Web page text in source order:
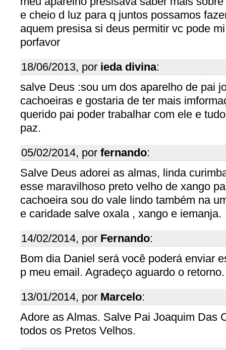
e cheio d luz para q juntos possamos
aquem presisa si deus permitir vc pode
porfavor
18/06/2013, por ieda divina:
salve Deus :sou um dos aparelho de pai
cachoeiras e gostaria de ter mais
querido pai poder trabalhar com ele e
paz.
05/02/2014, por fernando:
Salve Deus adorei as almas, linda
esse maravilhoso preto velho de xango
cachoeira sou do vale lindo também na
e caridade salve oxala , xango e iemanja.
14/02/2014, por Fernando:
Bom dia Daniel será você poderá enviar
p meu email. Agradeço aguardo o retorno.
13/01/2014, por Marcelo:
Adore as Almas. Salve Pai Joaquim Das
todos os Pretos Velhos.